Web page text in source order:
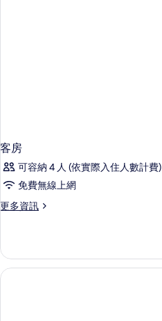
客房
可容納 4 人 (依實際入住人數計費)
免費無線上網
更多資訊
更
的
詳
情